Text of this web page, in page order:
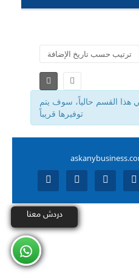
ترتيب حسب تاريخ الإضافة
هذا القسم حالياً، سوف يتم
توفيرها قريباً
دردش معنا